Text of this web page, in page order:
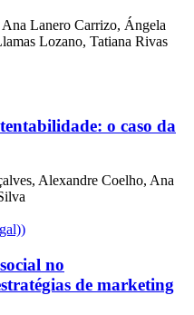
Lanero Carrizo, Ángela
Lozano, Tatiana Rivas
o caso da
Alexandre Coelho, Ana
no
de marketing